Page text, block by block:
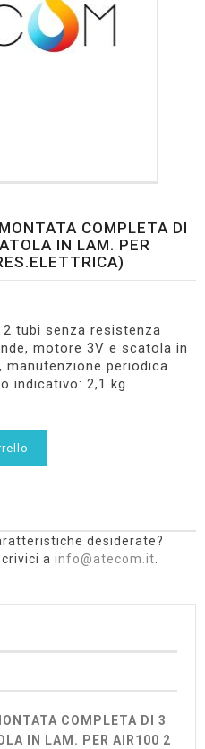
COMPLETA DI
IN LAM. PER
tubi senza resistenza
motore 3V e scatola in
manutenzione periodica
indicativo: 2,1 kg.
desiderate?
a info@atecom.it
COMPLETA DI 3
IN LAM. PER AIR100 2